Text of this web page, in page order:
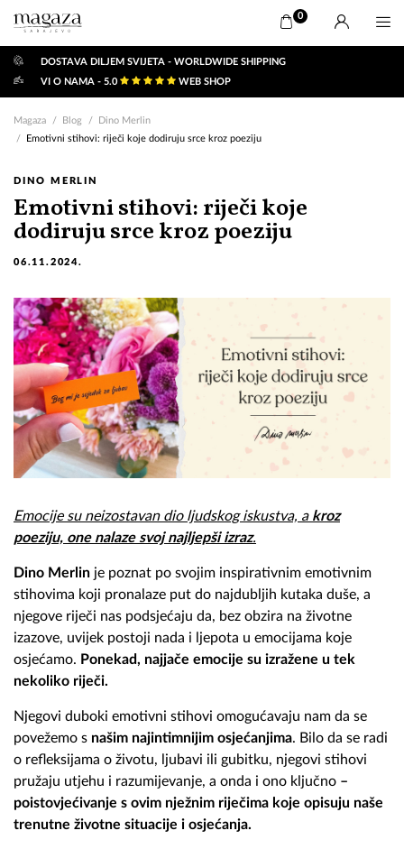
0
DOSTAVA DILJEM SVIJETA - WORLDWIDE SHIPPING
VI O NAMA - 5.0
WEB SHOP
Magaza Blog
Dino Merlin
Emotivni stihovi: riječi koje dodiruju srce kroz poeziju
DINO MERLIN
Emotivni stihovi: riječi koje
dodiruju srce kroz poeziju
06.11.2024.
Emocije su neizostavan dio ljudskog iskustva, a kroz
poeziju, one nalaze svoj najljepši izraz.
Dino Merlin je poznat po svojim inspirativnim emotivnim
stihovima koji pronalaze put do najdubljih kutaka duše, a
njegove riječi nas podsjećaju da, bez obzira na životne
izazove, uvijek postoji nada i ljepota u emocijama koje
osjećamo. Ponekad, najjače emocije su izražene u tek
nekoliko riječi.
Njegovi duboki emotivni stihovi omogućavaju nam da se
povežemo s našim najintimnijim osjećanjima. Bilo da se radi
o refleksijama o životu, ljubavi ili gubitku, njegovi stihovi
pružaju utjehu i razumijevanje, a onda i ono ključno –
poistovjećivanje s ovim nježnim riječima koje opisuju naše
trenutne životne situacije i osjećanja.